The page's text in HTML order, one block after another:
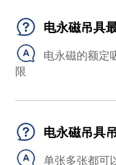
电永磁吊具
电永磁的额定
限
电永磁吊具
单张多张都可